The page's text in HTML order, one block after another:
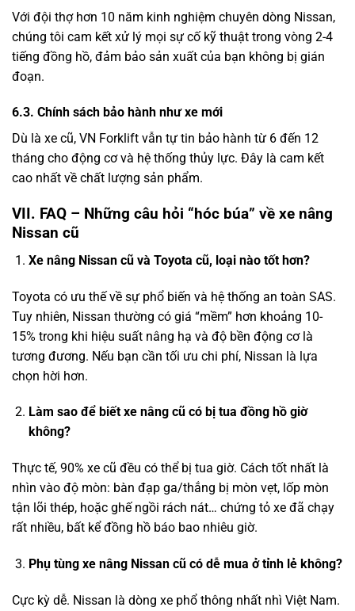
Với đội thợ hơn 10 năm kinh nghiệm chuyên dòng Nissan,
chúng tôi cam kết xử lý mọi sự cố kỹ thuật trong vòng 2-4
tiếng đồng hồ, đảm bảo sản xuất của bạn không bị gián
đoạn.
6.3. Chính sách bảo hành như xe mới
Dù là xe cũ, VN Forklift vẫn tự tin bảo hành từ 6 đến 12
tháng cho động cơ và hệ thống thủy lực. Đây là cam kết
cao nhất về chất lượng sản phẩm.
VII. FAQ – Những câu hỏi “hóc búa” về xe nâng
Nissan cũ
Xe nâng Nissan cũ và Toyota cũ, loại nào tốt hơn?
Toyota có ưu thế về sự phổ biến và hệ thống an toàn SAS.
Tuy nhiên, Nissan thường có giá “mềm” hơn khoảng 10-
15% trong khi hiệu suất nâng hạ và độ bền động cơ là
tương đương. Nếu bạn cần tối ưu chi phí, Nissan là lựa
chọn hời hơn.
Làm sao để biết xe nâng cũ có bị tua đồng hồ giờ
không?
Thực tế, 90% xe cũ đều có thể bị tua giờ. Cách tốt nhất là
nhìn vào độ mòn: bàn đạp ga/thắng bị mòn vẹt, lốp mòn
tận lõi thép, hoặc ghế ngồi rách nát… chứng tỏ xe đã chạy
rất nhiều, bất kể đồng hồ báo bao nhiêu giờ.
Phụ tùng xe nâng Nissan cũ có dễ mua ở tỉnh lẻ không?
Cực kỳ dễ. Nissan là dòng xe phổ thông nhất nhì Việt Nam.